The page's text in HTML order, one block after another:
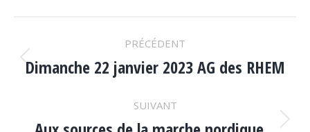
Facebook
X
LinkedInWhatsApp
NAVIGATION
ARTICLE
PRÉCÉDENT
Article
:
Dimanche 22 janvier 2023 AG des RHEM
SUIVANT
Article